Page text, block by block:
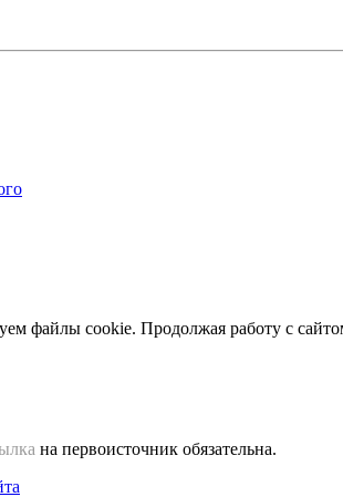
файлы cookie. Продолжая работу с
на первоисточник обязательна.